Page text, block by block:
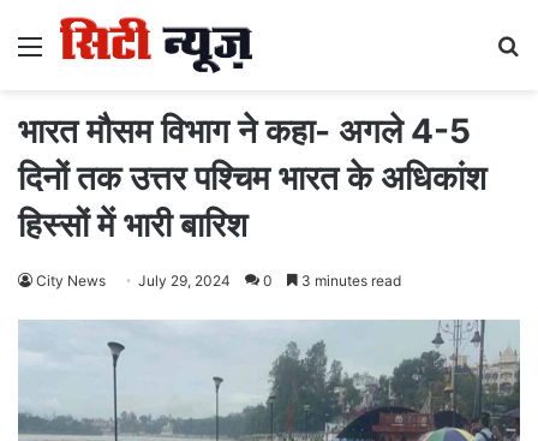
Menu
भारत मौसम विभाग ने कहा- अगले 4-5
दिनों तक उत्तर पश्चिम भारत के अधिकांश
हिस्सों में भारी बारिश
City News July 29, 2024 0 3 minutes read